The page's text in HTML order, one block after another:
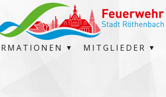
MITGLIEDER